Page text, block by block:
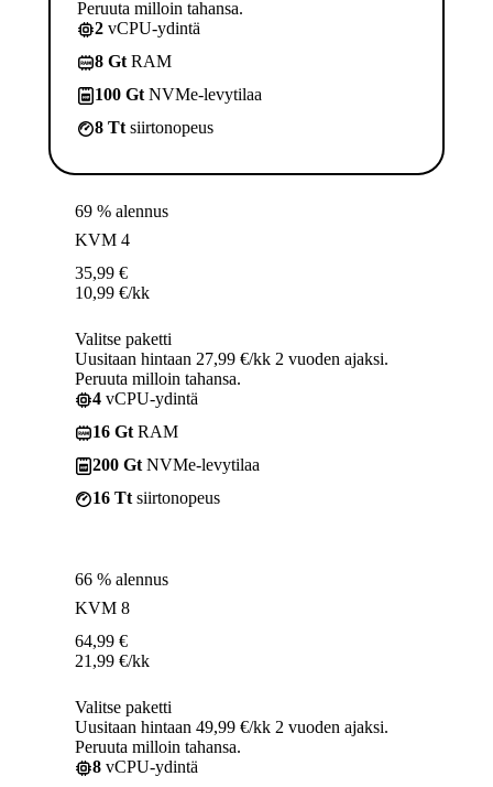
Peruuta milloin tahansa.
2 vCPU-ydintä
8 Gt RAM
100 Gt NVMe-levytilaa
8 Tt siirtonopeus
69 % alennus
KVM 4
35,99 €
10,99 €/kk
Valitse paketti
Uusitaan hintaan 27,99 €/kk 2 vuoden ajaksi.
Peruuta milloin tahansa.
4 vCPU-ydintä
16 Gt RAM
200 Gt NVMe-levytilaa
16 Tt siirtonopeus
66 % alennus
KVM 8
64,99 €
21,99 €/kk
Valitse paketti
Uusitaan hintaan 49,99 €/kk 2 vuoden ajaksi.
Peruuta milloin tahansa.
8 vCPU-ydintä